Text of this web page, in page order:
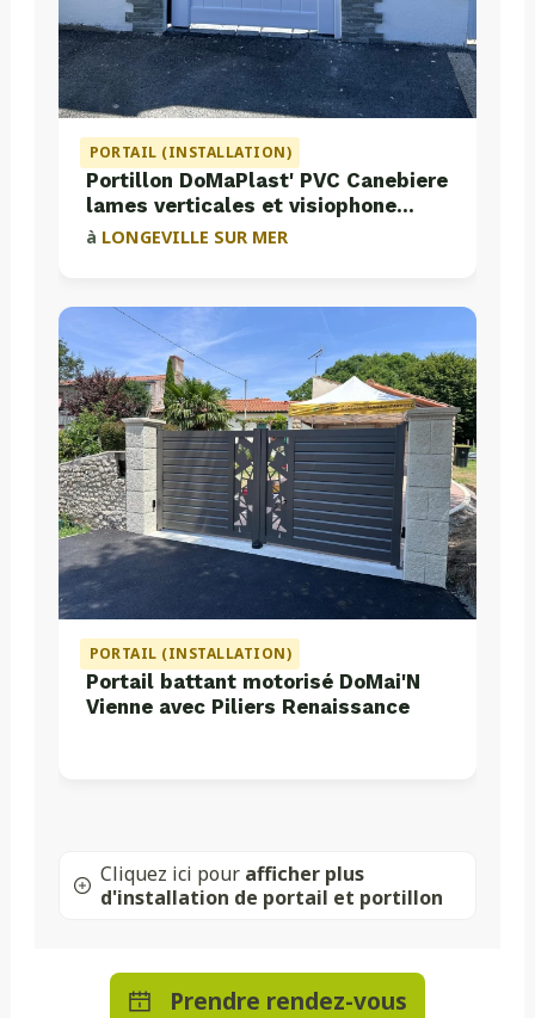
PORTAIL (INSTALLATION)
Portillon DoMaPlast' PVC Canebiere
lames verticales et visiophone
Aiphone
à LONGEVILLE SUR MER
PORTAIL (INSTALLATION)
Portail battant motorisé DoMai'N
Vienne avec Piliers Renaissance
Cliquez ici pour afficher plus
d'installation de portail et portillon
Prendre rendez-vous